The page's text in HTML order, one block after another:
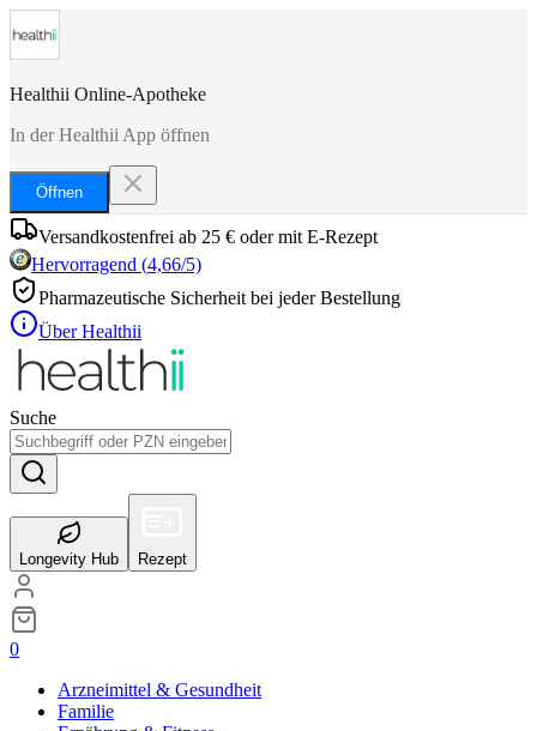
Healthii Online-Apotheke
In der Healthii App öffnen
Öffnen
Versandkostenfrei ab 25 € oder mit E-Rezept
Hervorragend (4,66/5)
Pharmazeutische Sicherheit bei jeder Bestellung
Über Healthii
Suche
Longevity Hub Rezept
0
Arzneimittel & Gesundheit
Familie